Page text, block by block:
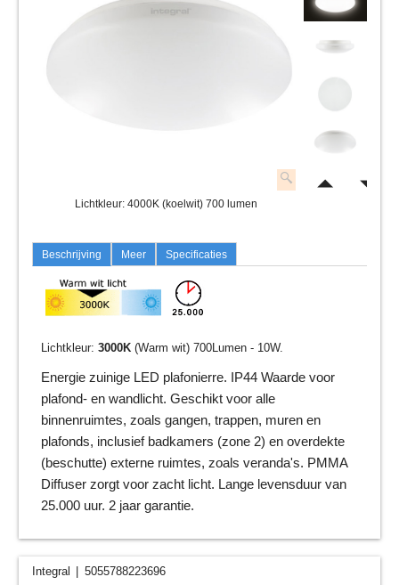
Lichtkleur: 4000K (koelwit) 700 lumen
Beschrijving Meer Specificaties
Lichtkleur: 3000K (Warm wit) 700Lumen - 10W.
Energie zuinige LED plafonierre. IP44 Waarde voor
plafond- en wandlicht. Geschikt voor alle
binnenruimtes, zoals gangen, trappen, muren en
plafonds, inclusief badkamers (zone 2) en overdekte
(beschutte) externe ruimtes, zoals veranda's. PMMA
Diffuser zorgt voor zacht licht. Lange levensduur van
25.000 uur. 2 jaar garantie.
Integral 5055788223696